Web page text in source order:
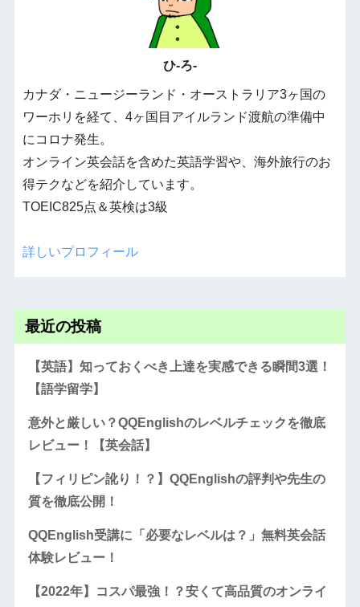
ひ-ろ-
カナダ・ニュージーランド・オーストラリア3ヶ国の
ワーホリを経て、4ヶ国目アイルランド渡航の準備中
にコロナ発生。
オンライン英会話を含めた英語学習や、海外旅行のお
得テクなどを紹介しています。
TOEIC825点＆英検は3級
詳しいプロフィール
最近の投稿
【英語】知っておくべき上達を実感できる瞬間3選！
【語学留学】
意外と厳しい？QQEnglishのレベルチェックを徹底
レビュー！【英会話】
【フィリピン訛り！？】QQEnglishの評判や先生の
質を徹底公開！
QQEnglish受講に「必要なレベルは？」無料英会話
体験レビュー！
【2022年】コスパ最強！？安くて高品質のオンライ